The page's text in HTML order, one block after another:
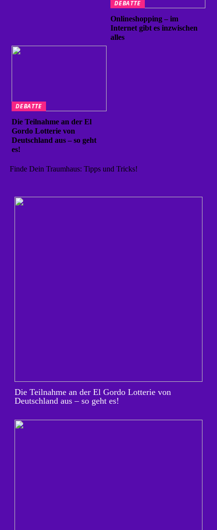
DEBATTE
Onlineshopping – im
Internet gibt es inzwischen
alles
DEBATTE
Die Teilnahme an der El
Gordo Lotterie von
Deutschland aus – so geht
es!
Finde Dein Traumhaus: Tipps und Tricks!
Die Teilnahme an der El Gordo Lotterie von
Deutschland aus – so geht es!